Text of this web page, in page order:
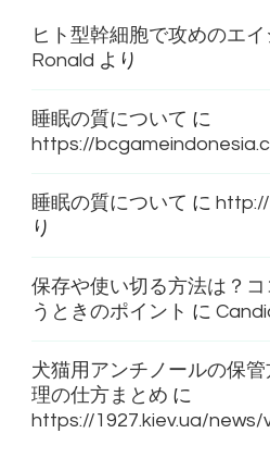
ヒト型幹細胞で攻めのエイ
Ronald より
睡眠の質について に
https://
睡眠の質について に
り
保存や使い切る方法は？
うときのポイント に
犬猫用アンチノールの保
理の仕方まとめ に
https://1927.kiev.ua/news/